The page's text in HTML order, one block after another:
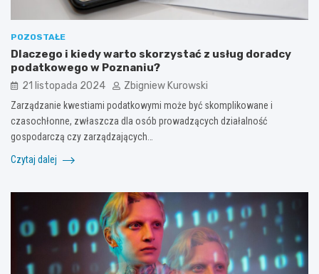
POZOSTAŁE
Dlaczego i kiedy warto skorzystać z usług doradcy
podatkowego w Poznaniu?
21 listopada 2024 Zbigniew Kurowski
Zarządzanie kwestiami podatkowymi może być skomplikowane i
czasochłonne, zwłaszcza dla osób prowadzących działalność
gospodarczą czy zarządzających…
Czytaj dalej